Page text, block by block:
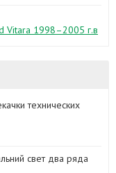
Vitara 1998–2005 г.в
технических
свет два ряда